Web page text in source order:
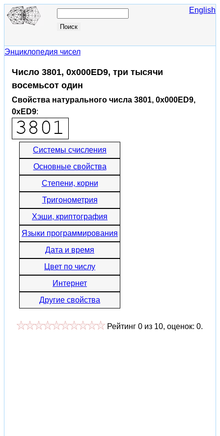
English
Энциклопедия чисел
Число 3801, 0x000ED9, три тысячи
восемьсот один
Свойства натурального числа 3801, 0x000ED9,
0xED9:
Системы счисления
Основные свойства
Степени, корни
Тригонометрия
Хэши, криптография
Языки программирования
Дата и время
Цвет по числу
Интернет
Другие свойства
Рейтинг 0 из 10, оценок: 0.